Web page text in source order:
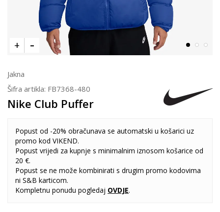
Jakna
Šifra artikla: FB7368-480
Nike Club Puffer
Popust od -20% obračunava se automatski u košarici uz
promo kod VIKEND.
Popust vrijedi za kupnje s minimalnim iznosom košarice od
20 €.
Popust se ne može kombinirati s drugim promo kodovima
ni S&B karticom.
Kompletnu ponudu pogledaj OVDJE.